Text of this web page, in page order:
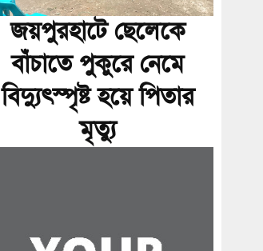
জয়পুরহাটে ছেলেকে
বাঁচাতে পুকুরে নেমে
বিদ্যুৎস্পৃষ্ট হয়ে পিতার
মৃত্যু